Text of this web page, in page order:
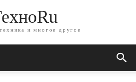
и многое другое